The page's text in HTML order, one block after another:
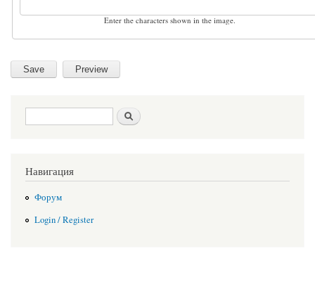
Enter the characters shown in the image.
Search form
Навигация
Форум
Login / Register